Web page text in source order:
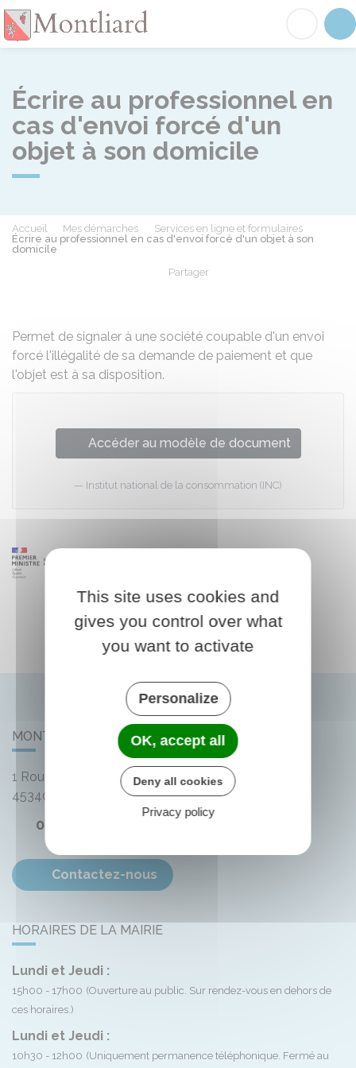
Écrire au professionnel en
cas d'envoi forcé d'un
objet à son domicile
Accueil Mes démarches
Services en ligne et formulaires
Écrire au professionnel en cas d'envoi forcé d'un objet à son
domicile
Partager
Permet de signaler à une société coupable d'un envoi
forcé l'illégalité de sa demande de paiement et que
l'objet est à sa disposition.
Accéder au modèle de document
Institut national de la consommation (INC)
MONTLIARD
1 Route de Bellegarde
45340
02 38 33 72 59
Contactez-nous
HORAIRES DE LA MAIRIE
Lundi et Jeudi :
15h00 - 17h00 (Ouverture au public. Sur rendez-vous en dehors de
ces horaires.)
Lundi et Jeudi :
10h30 - 12h00 (Uniquement permanence téléphonique. Fermé au
This site uses cookies and
gives you control over what
you want to activate
Personalize
OK, accept all
Deny all cookies
Privacy policy